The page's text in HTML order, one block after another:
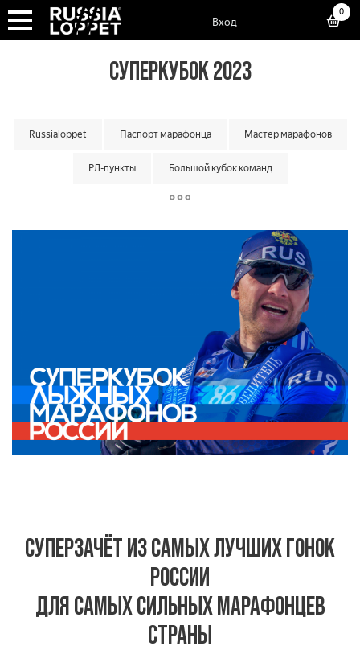
Вход
0
СУПЕРКУБОК 2023
Russialoppet Паспорт марафонца Мастер марафонов
РЛ-пункты Большой кубок команд
Кубок мастеров
Суперкубок классик
Онлайн гонки Вкатка
СУПЕРЗАЧЁТ ИЗ САМЫХ ЛУЧШИХ ГОНОК
РОССИИ
ДЛЯ САМЫХ СИЛЬНЫХ МАРАФОНЦЕВ
СТРАНЫ